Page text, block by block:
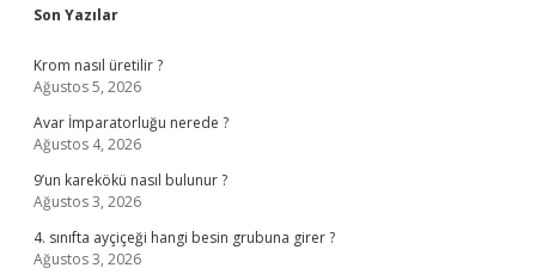
Sidebar
Son Yazılar
Krom nasıl üretilir ?
Ağustos 5, 2026
Avar İmparatorluğu nerede ?
Ağustos 4, 2026
9’un karekökü nasıl bulunur ?
Ağustos 3, 2026
4. sınıfta ayçiçeği hangi besin grubuna girer ?
Ağustos 3, 2026